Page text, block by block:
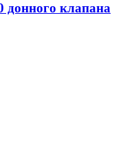
донного клапана